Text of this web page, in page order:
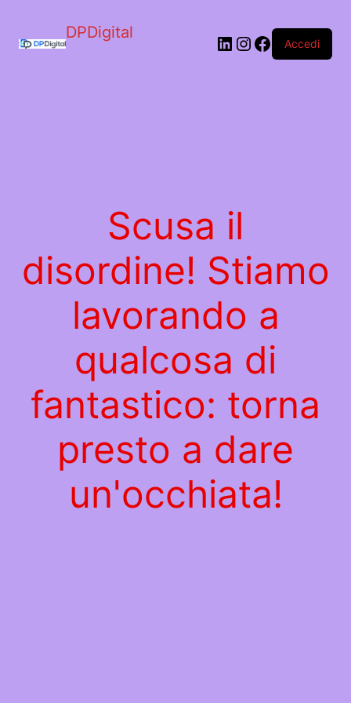
DPDigital LinkedIn
Instagram
Facebook
Accedi
Scusa il
disordine! Stiamo
lavorando a
qualcosa di
fantastico: torna
presto a dare
un'occhiata!